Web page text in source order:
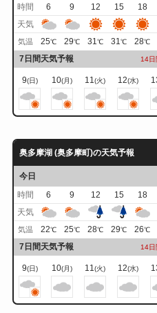
時間
6 9 12 15 18
天気
気温 25℃ 29℃ 31℃ 31℃ 28℃
7日間天気予報 14日
9(日) 10(月) 11 (火) 12(水)
奥多摩湖 (奥多摩町)の天気予報
今日
時間
6 9 12 15 18
天気
気温 22℃ 25℃ 28℃ 29℃ 26℃
7日間天気予報 14日
9(日) 10(月) 11(火) 12(水)